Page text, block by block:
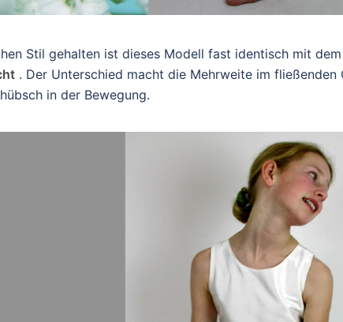
Stil gehalten ist dieses Modell fast identisch mit
. Der Unterschied macht die Mehrweite im
in der Bewegung.